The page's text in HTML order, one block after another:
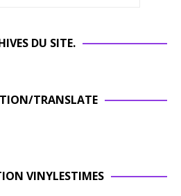
DU SITE.
TRANSLATE
VINYLESTIMES